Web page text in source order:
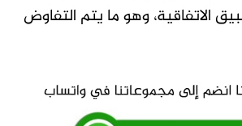
الاتفاقية، وهو ما يتم التفاوض